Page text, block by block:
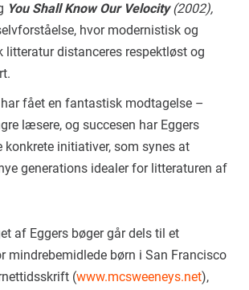
You Shall Know Our Velocity(2002),
hvor modernistisk og
litteratur distanceres respektløst og
fået en fantastisk modtagelse –
læsere, og succesen har Eggers
initiativer, som synes at
generations idealer for litteraturen af
af Eggers bøger går dels til et
mindrebemidlede børn i San Francisco
(www.mcsweeneys.net),